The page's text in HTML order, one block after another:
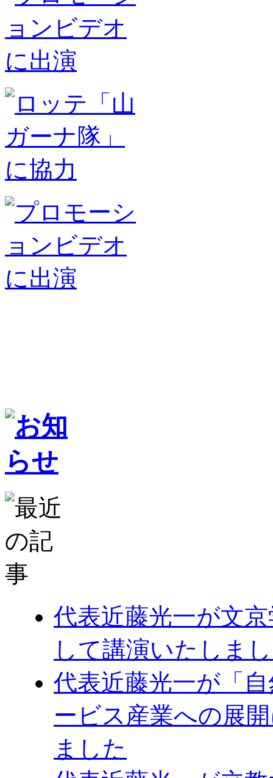
代表近藤光一が文
して講演いたしま
代表近藤光一が「
ービス産業への展
ました